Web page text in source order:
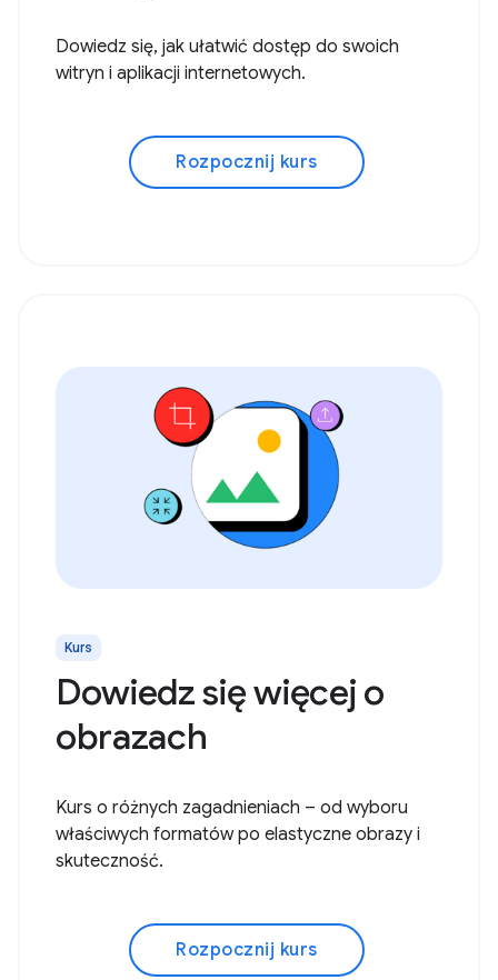
Dowiedz się, jak ułatwić dostęp do swoich
witryn i aplikacji internetowych.
Rozpocznij kurs
Kurs
Dowiedz się więcej o
obrazach
Kurs o różnych zagadnieniach – od wyboru
właściwych formatów po elastyczne obrazy i
skuteczność.
Rozpocznij kurs